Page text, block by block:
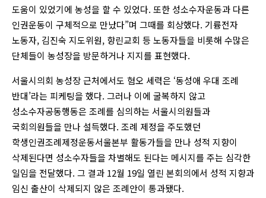
도움이 있었기에 농성을 할 수 있었다. 또한 성소수자운동과 다른
인권운동이 구체적으로 만났다”며 그때를 회상했다. 기륭전자
노동자, 김진숙 지도위원, 향린교회 등 노동자들을 비롯해 수많은
단체들이 농성장을 방문하거나 지지를 표현했다.
서울시의회 농성장 근처에서도 혐오 세력은 ‘동성애 우대 조례
반대’라는 피케팅을 했다. 그러나 이에 굴복하지 않고
성소수자공동행동은 조례를 심의하는 서울시의원들과
국회의원들을 만나 설득했다. 조례 제정을 주도했던
학생인권조례제정운동서울본부 활동가들을 만나 성적 지향이
삭제된다면 성소수자들을 차별해도 된다는 메시지를 주는 심각한
일임을 전달했다. 그 결과 12월 19일 열린 본회의에서 성적 지향과
임신 출산이 삭제되지 않은 조례안이 통과됐다.